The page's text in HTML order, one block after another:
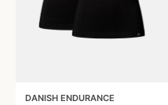
DANISH ENDURANCE